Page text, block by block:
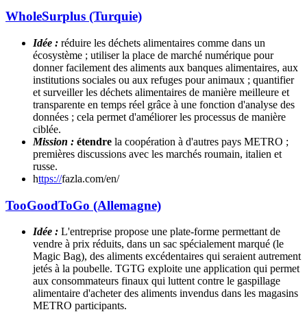
WholeSurplus (Turquie)
Idée : réduire les déchets alimentaires comme dans un
écosystème ; utiliser la place de marché numérique pour
donner facilement des aliments aux banques alimentaires, aux
institutions sociales ou aux refuges pour animaux ; quantifier
et surveiller les déchets alimentaires de manière meilleure et
transparente en temps réel grâce à une fonction d'analyse des
données ; cela permet d'améliorer les processus de manière
ciblée.
Mission : étendre la coopération à d'autres pays METRO ;
premières discussions avec les marchés roumain, italien et
russe.
https://fazla.com/en/
TooGoodToGo (Allemagne)
Idée : L'entreprise propose une plate-forme permettant de
vendre à prix réduits, dans un sac spécialement marqué (le
Magic Bag), des aliments excédentaires qui seraient autrement
jetés à la poubelle. TGTG exploite une application qui permet
aux consommateurs finaux qui luttent contre le gaspillage
alimentaire d'acheter des aliments invendus dans les magasins
METRO participants.